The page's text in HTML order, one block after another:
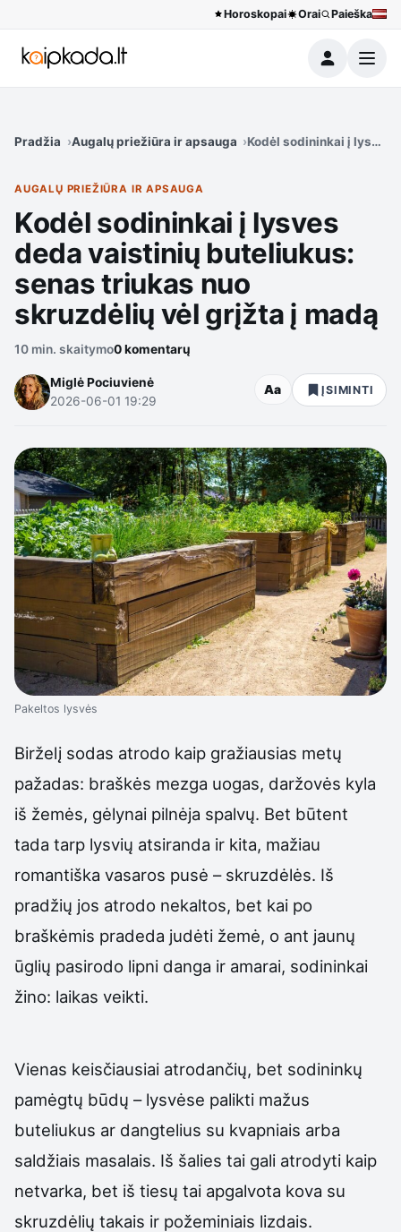
Horoskopai Orai Paieška
Meniu
Pradžia Augalų priežiūra ir apsauga Kodėl sodininkai į lysves
AUGALŲ PRIEŽIŪRA IR APSAUGA
Kodėl sodininkai į lysves
deda vaistinių buteliukus:
senas triukas nuo
skruzdėlių vėl grįžta į madą
10 min. skaitymo0 komentarų
Miglė Pociuvienė
2026-06-01 19:29
Aa ĮSIMINTI
Pakeltos lysvės
Birželį sodas atrodo kaip gražiausias metų
pažadas: braškės mezga uogas, daržovės kyla
iš žemės, gėlynai pilnėja spalvų. Bet būtent
tada tarp lysvių atsiranda ir kita, mažiau
romantiška vasaros pusė – skruzdėlės. Iš
pradžių jos atrodo nekaltos, bet kai po
braškėmis pradeda judėti žemė, o ant jaunų
ūglių pasirodo lipni danga ir amarai, sodininkai
žino: laikas veikti.
Vienas keisčiausiai atrodančių, bet sodininkų
pamėgtų būdų – lysvėse palikti mažus
buteliukus ar dangtelius su kvapniais arba
saldžiais masalais. Iš šalies tai gali atrodyti kaip
netvarka, bet iš tiesų tai apgalvota kova su
skruzdėlių takais ir požeminiais lizdais.